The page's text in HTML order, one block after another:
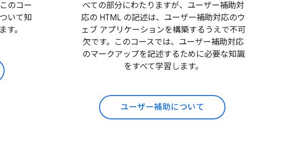
のコー
いて知
す。
べての部分にわたりますが、ユーザー補助対
応の HTML の記述は、ユーザー補助対応のウ
ェブ アプリケーションを構築するうえで不可
欠です。このコースでは、ユーザー補助対応
のマークアップを記述するために必要な知識
をすべて学習します。
ユーザー補助について